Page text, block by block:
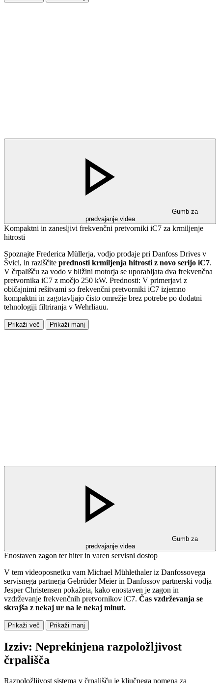
Gumb za
predvajanje videa
Kompaktni in zanesljivi frekvenčni pretvorniki iC7 za krmiljenje
hitrosti
Spoznajte Frederica Müllerja, vodjo prodaje pri Danfoss Drives v
Švici, in raziščite prednosti krmiljenja hitrosti z novo serijo iC7.
V črpališču za vodo v bližini motorja se uporabljata dva frekvenčna
pretvornika iC7 z močjo 250 kW. Prednosti: V primerjavi z
običajnimi rešitvami so frekvenčni pretvorniki iC7 izjemno
kompaktni in zagotavljajo čisto omrežje brez potrebe po dodatni
tehnologiji filtriranja v Wehrliauu.
Prikaži več Prikaži manj
Gumb za
predvajanje videa
Enostaven zagon ter hiter in varen servisni dostop
V tem videoposnetku vam Michael Mühlethaler iz Danfossovega
servisnega partnerja Gebrüder Meier in Danfossov partnerski vodja
Jesper Christensen pokažeta, kako enostaven je zagon in
vzdrževanje frekvenčnih pretvornikov iC7. Čas vzdrževanja se
skrajša z nekaj ur na le nekaj minut.
Prikaži več Prikaži manj
Izziv: Neprekinjena razpoložljivost
črpališča
Razpoložljivost sistema v črpališču je ključnega pomena za